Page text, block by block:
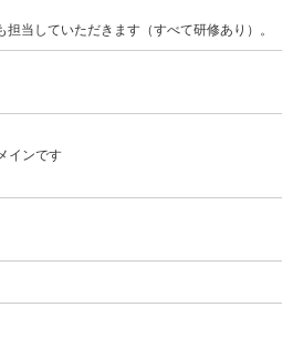
担当していただきます（すべて研修あり）。
インです